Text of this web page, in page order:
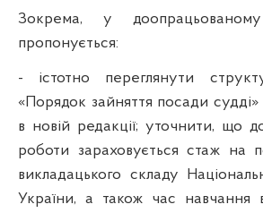
Зокрема, у доопрацьованому
пропонується:
- істотно переглянути
«Порядок зайняття посади
в новій редакції; уточнити, що
роботи зараховується стаж на
викладацького складу
України, а також час навчання